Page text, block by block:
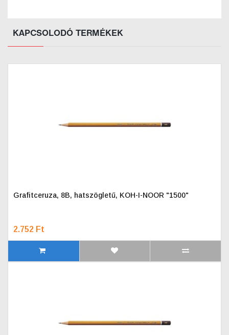
KAPCSOLODÓ TERMÉKEK
Grafitceruza, 8B, hatszögletű, KOH-I-NOOR "1500"
2.752 Ft